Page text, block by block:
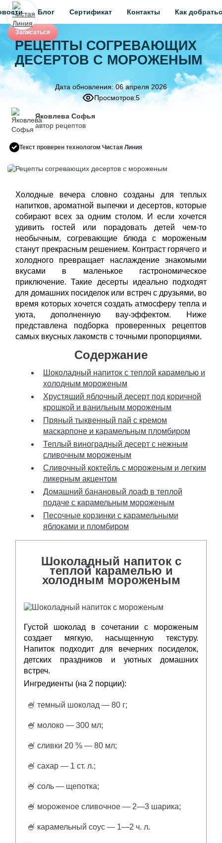
Блог Сертификат Контакты Как
Записаться
РЕЦЕПТЫ СОГРЕВАЮЩИХ
ДЕСЕРТОВ С МОРОЖЕНЫМ
Дата обновления:06 апреля 2026
Просмотров:5
Яковлева Софья
автор рецептов
Текст проверен технологом Чистая Линия
Холодные вечера словно созданы для теплых
напитков, ароматной выпечки и десертов, которые
собирают всех за одним столом. И если хочется
удивить гостей или порадовать детей чем-то
необычным, согревающие блюда с мороженым
станут прекрасным решением. Контраст горячего и
холодного превращает наслаждение знакомыми
вкусами в маленькое гастрономическое
приключение. Такие десерты идеально подходят
для домашних посиделок или встреч с друзьями, во
время которых хочется создать атмосферу тепла и
уюта, дополненную вау-эффектом. Ниже
представлена подборка проверенных рецептов
самых вкусных лакомств с точными пропорциями.
Содержание
Шоколадный напиток с теплой карамелью и
холодным мороженым
Хрустящий яблочный десерт под коричной
крошкой и ванильным мороженым
Пряный тыквенный пай с кремом
маскарпоне и карамельным пломбиром
Теплый виноградный десерт с нежным
сливочным мороженым
Сливочный коктейль с мороженым и легким
ликерным акцентом
Домашний банановый лоаф в теплой
подаче с карамельным мороженым
Песочные корзинки с карамельными
яблоками и пломбиром
Шоколадный напиток с
теплой карамелью и
холодным мороженым
Густой шоколад в сочетании с мороженым
создает мягкую, насыщенную текстуру.
Напиток подходит для вечерних посиделок,
детских праздников и уютных домашних
встреч.
Ингредиенты (на 2 порции):
🍧 темный шоколад — 80 г;
🍧 молоко — 300 мл;
🍧 сливки 20 % — 80 мл;
🍧 сахар — 1 ст. л.;
🍧 соль — щепотка;
🍧 мороженое сливочное — 2—3 шарика;
🍧 карамельный соус — 1—2 ч. л.